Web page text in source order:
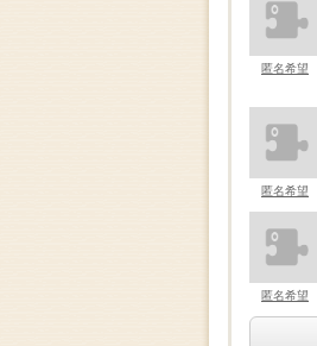
匿名希望
匿名希望
匿名希望